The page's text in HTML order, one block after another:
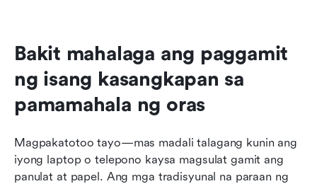
Bakit mahalaga ang paggamit
ng isang kasangkapan sa
pamamahala ng oras
Magpakatotoo tayo—mas madali talagang kunin ang
iyong laptop o telepono kaysa magsulat gamit ang
panulat at papel. Ang mga tradisyunal na paraan ng